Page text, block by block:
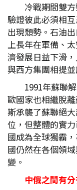
冷戰期間雙
驗證彼此必須相
出現頹勢。石油
上長年在軍備、
濟發展日益下滑
與西方集團相提並
1991年蘇聯
歐國家也相繼脫
斯承襲了蘇聯絕
位，但整體的實
國成為全球獨霸
國仍然在各個領
變。
中俄之間有